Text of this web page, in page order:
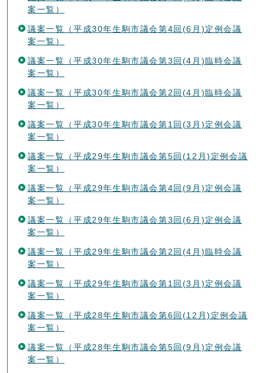
案一覧）
議案一覧（平成30年生駒市議会第4回(6月)定例会議
案一覧）
議案一覧（平成30年生駒市議会第3回(4月)臨時会議
案一覧）
議案一覧（平成30年生駒市議会第2回(4月)臨時会議
案一覧）
議案一覧（平成30年生駒市議会第1回(3月)定例会議
案一覧）
議案一覧（平成29年生駒市議会第5回(12月)定例会議
案一覧）
議案一覧（平成29年生駒市議会第4回(9月)定例会議
案一覧）
議案一覧（平成29年生駒市議会第3回(6月)定例会議
案一覧）
議案一覧（平成29年生駒市議会第2回(4月)臨時会議
案一覧）
議案一覧（平成29年生駒市議会第1回(3月)定例会議
案一覧）
議案一覧（平成28年生駒市議会第6回(12月)定例会議
案一覧）
議案一覧（平成28年生駒市議会第5回(9月)定例会議
案一覧）